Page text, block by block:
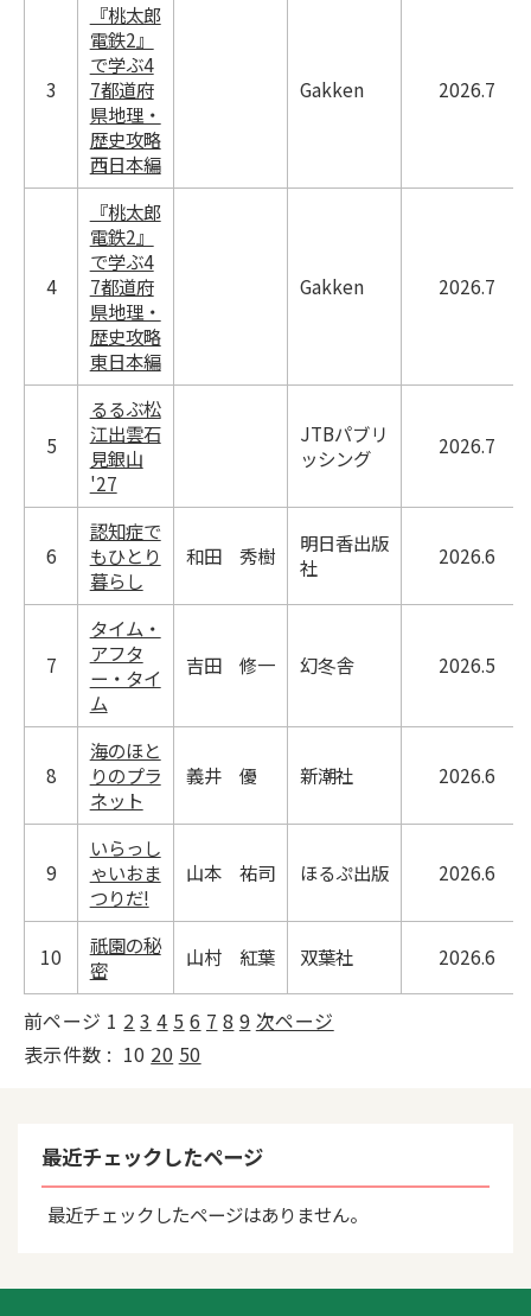
3
『桃太郎
電鉄2』
で学ぶ4
7都道府
県地理・
歴史攻略
西日本編
Gakken 2026.7
4
『桃太郎
電鉄2』
で学ぶ4
7都道府
県地理・
歴史攻略
東日本編
Gakken 2026.7
5
るるぶ松
江出雲石
見銀山
'27
JTBパブリ
ッシング
2026.7
6
認知症で
もひとり
暮らし
和田 秀樹
明日香出版
社
2026.6
7
タイム・
アフタ
ー・タイ
ム
吉田 修一 幻冬舎 2026.5
8
海のほと
りのプラ
ネット
義井 優 新潮社 2026.6
9
いらっし
ゃいおま
つりだ!
山本 祐司 ほるぷ出版 2026.6
10
祇園の秘
密
山村 紅葉 双葉社 2026.6
前ページ 1 2 3 4 5 6 7 8 9 次ページ
10 20 50
最近チェックしたページ
最近チェックしたページはありません。